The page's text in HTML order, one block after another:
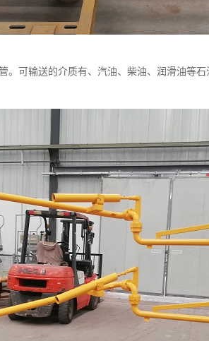
。可输送的介质有、汽油、柴油、润滑油等